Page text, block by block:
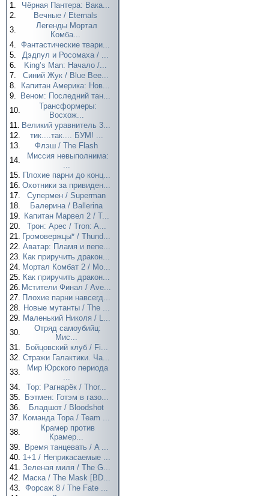
1.
Чёрная Пантера: Вака...
2.
Вечные / Eternals
3.
Легенды Мортал
Комба...
4. Фантастические твари...
5.
Дэдпул и Росомаха / ...
6.
King’s Man: Начало /...
7.
Синий Жук / Blue Bee...
8.
Капитан Америка: Нов...
9.
Веном: Последний тан...
10.
Трансформеры:
Восхож...
11. Великий уравнитель 3...
12.
тик....так.... БУМ! ...
13.
Флэш / The Flash
14.
Миссия невыполнима:
...
15. Плохие парни до конц...
16. Охотники за привиден...
17.
Супермен / Superman
18.
Балерина / Ballerina
19. Капитан Марвел 2 / T...
20.
Трон: Арес / Tron: A...
21. Громовержцы* / Thund...
22. Аватар: Пламя и пепе...
23. Как приручить дракон...
24. Мортал Комбат 2 / Mo...
25. Как приручить дракон...
26. Мстители Финал / Ave...
27. Плохие парни навсегд...
28. Новые мутанты / The ...
29. Маленький Николя / L...
30.
Отряд самоубийц:
Мис...
31.
Бойцовский клуб / Fi...
32. Стражи Галактики. Ча...
33.
Мир Юрского периода
...
34.
Тор: Рагнарёк / Thor...
35.
Бэтмен: Готэм в газо...
36.
Бладшот / Bloodshot
37. Команда Тора / Team ...
38.
Крамер против
Крамер...
39.
Время танцевать / A ...
40. 1+1 / Неприкасаемые ...
41. Зеленая миля / The G...
42. Маска / The Mask [BD...
43. Форсаж 8 / The Fate ...